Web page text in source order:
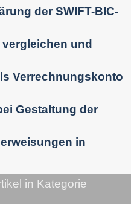
der SWIFT-BIC-
und
Verrechnungskonto
Gestaltung der
in
in Kategorie